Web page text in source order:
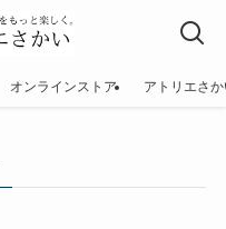
オンラインストア アトリエさ